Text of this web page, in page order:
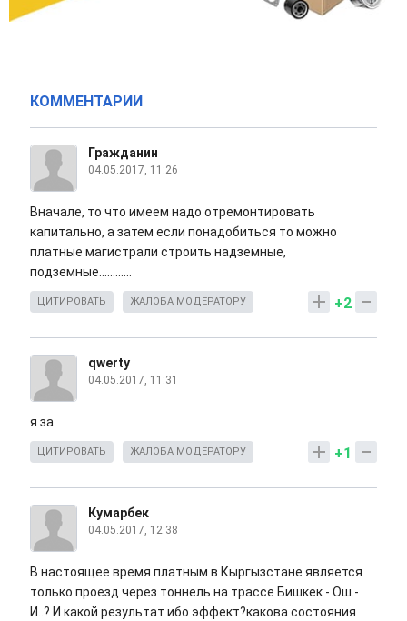
КОММЕНТАРИИ
Гражданин
04.05.2017, 11:26
Вначале, то что имеем надо отремонтировать
капитально, а затем если понадобиться то можно
платные магистрали строить надземные,
подземные............
+2
ЦИТИРОВАТЬ ЖАЛОБА МОДЕРАТОРУ
qwerty
04.05.2017, 11:31
я за
+1
ЦИТИРОВАТЬ ЖАЛОБА МОДЕРАТОРУ
Кумарбек
04.05.2017, 12:38
В настоящее время платным в Кыргызстане является
только проезд через тоннель на трассе Бишкек - Ош.-
И..? И какой результат ибо эффект?какова состояния